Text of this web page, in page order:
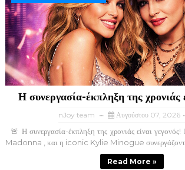
Η συνεργασία-έκπληξη της χρονιάς
nJoy team Αυγούστου 07, 2026
🚨 Η συνεργασία-έκπληξη της χρονιάς είναι
Madonna , και η iconic Kylie Minogue
Read More »